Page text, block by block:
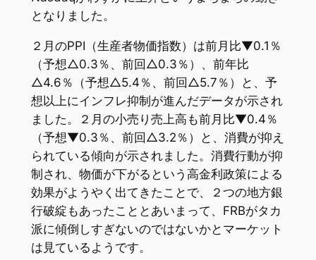
となりました。
２月のPPI（生産者物価指数）は前月比▼0.1％
（予想△0.3％、前回△0.3％）、前年比
△4.6％（予想△5.4％、前回△5.7％）と、予
想以上にインフレ抑制が進んだデータが示され
ました。２月の小売り売上高も前月比▼0.4％
（予想▼0.3％、前回△3.2％）と、消費が抑え
られている傾向が示されました。消費行動が抑
制され、物価が下がるという高金利政策による
効果がようやく出てきたことで、２つの地方銀
行破綻もあったこととあいまって、FRBがタカ
派に傾倒しすぎないのではないかとマーケット
は見ているようです。